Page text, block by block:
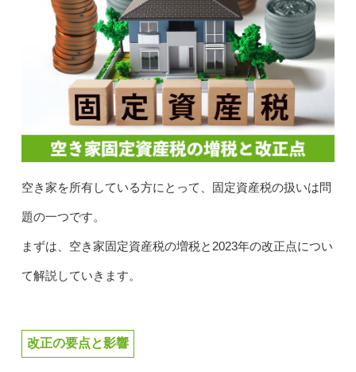
空き家を所有している方にとって、固定資産税の扱いは問
題の一つです。
まずは、空き家固定資産税の増税と2023年の改正点につい
て解説していきます。
改正の要点と影響